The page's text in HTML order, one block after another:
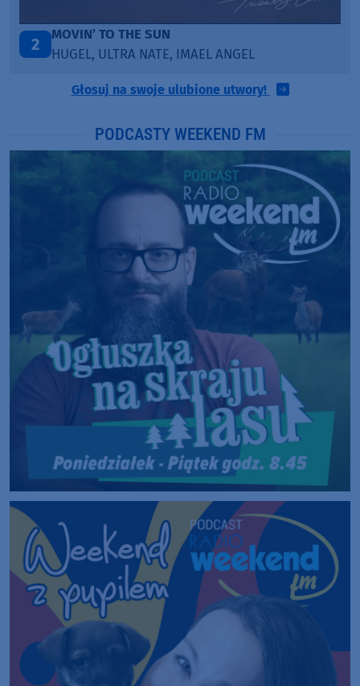
3
LEGENDARY LOVERS (SAVE ME)
KATY PERRY & CHIEF KEEF
Głosuj na swoje ulubione utwory!
PODCASTY WEEKEND FM